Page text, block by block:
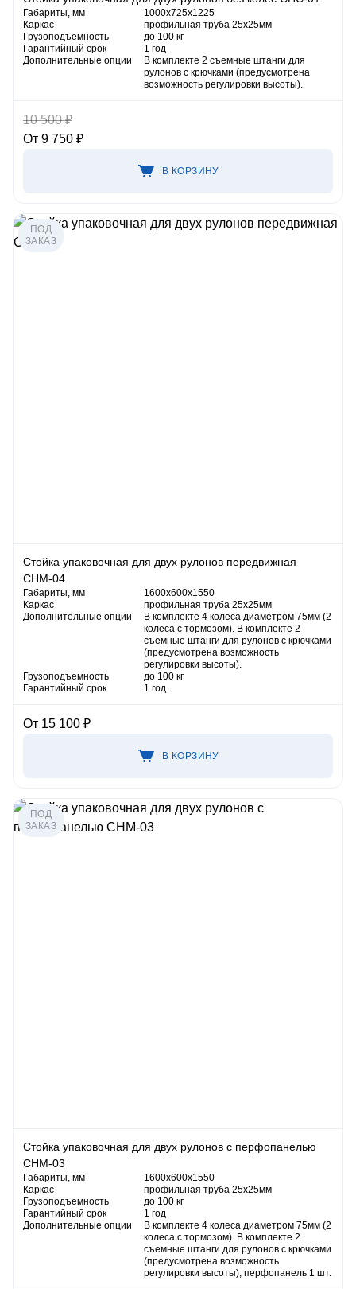
Габариты, мм
1000х725х1225
Каркас
профильная труба 25х25мм
Грузоподъемность
до 100 кг
Гарантийный срок
1 год
Дополнительные опции
В комплекте 2 съемные штанги для
рулонов с крючками (предусмотрена
возможность регулировки высоты).
10 500 ₽
От 9 750 ₽
В КОРЗИНУ
Стойка упаковочная для двух рулонов передвижная
СНМ-04
Габариты, мм
1600х600х1550
Каркас
профильная труба 25х25мм
Дополнительные опции
В комплекте 4 колеса диаметром 75мм (2
колеса с тормозом). В комплекте 2
съемные штанги для рулонов с крючками
(предусмотрена возможность
регулировки высоты).
Грузоподъемность
до 100 кг
Гарантийный срок
1 год
От 15 100 ₽
В КОРЗИНУ
ПОД
ЗАКАЗ
Стойка упаковочная для двух рулонов с перфопанелью
СНМ-03
Габариты, мм
1600х600х1550
Каркас
профильная труба 25х25мм
Грузоподъемность
до 100 кг
Гарантийный срок
1 год
Дополнительные опции
В комплекте 4 колеса диаметром 75мм (2
колеса с тормозом). В комплекте 2
съемные штанги для рулонов с крючками
(предусмотрена возможность
регулировки высоты), перфопанель 1 шт.
ПОД
ЗАКАЗ